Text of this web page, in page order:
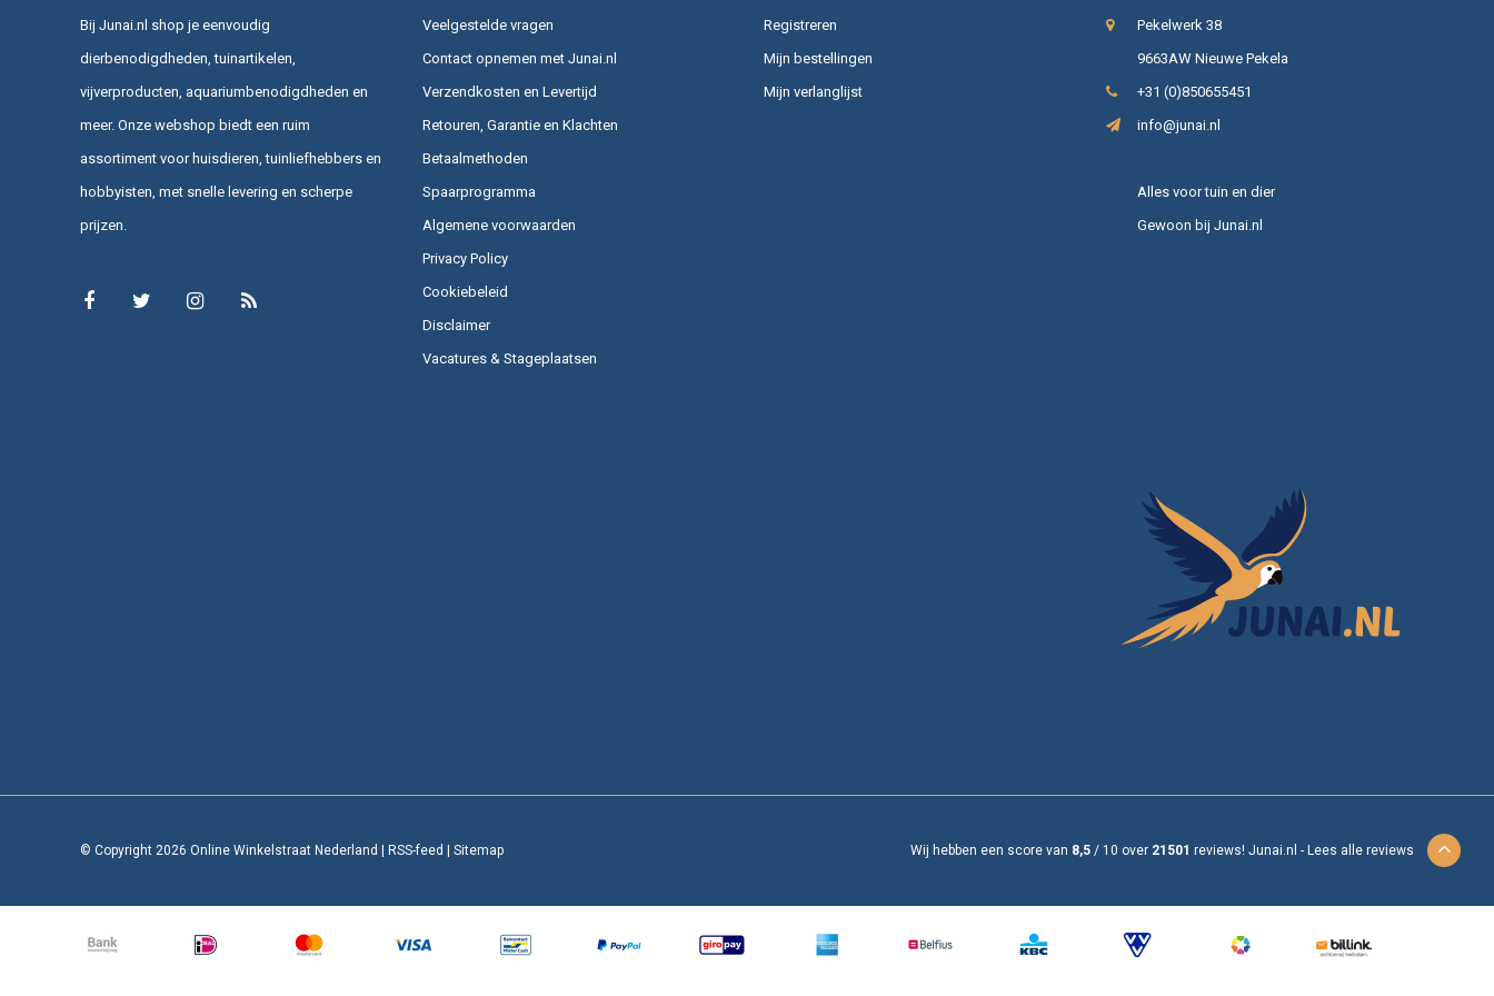
Bij Junai.nl shop je eenvoudig
dierbenodigdheden, tuinartikelen,
vijverproducten, aquariumbenodigdheden en
meer. Onze webshop biedt een ruim
assortiment voor huisdieren, tuinliefhebbers en
hobbyisten, met snelle levering en scherpe
prijzen.
Veelgestelde vragen
Contact opnemen met Junai.nl
Verzendkosten en Levertijd
Retouren, Garantie en Klachten
Betaalmethoden
Spaarprogramma
Algemene voorwaarden
Privacy Policy
Cookiebeleid
Disclaimer
Vacatures & Stageplaatsen
Registreren
Mijn bestellingen
Mijn verlanglijst
Pekelwerk 38
9663AW Nieuwe Pekela
+31 (0)850655451
info@junai.nl
Alles voor tuin en dier
Gewoon bij Junai.nl
© Copyright 2026 Online Winkelstraat Nederland | RSS-feed | Sitemap Wij hebben een score van 8,5 / 10 over 21501 reviews! Junai.nl - Lees alle reviews